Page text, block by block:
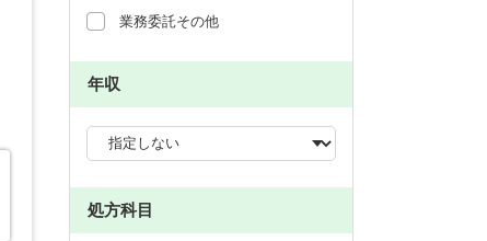
業務委託その他
年収
処方科目